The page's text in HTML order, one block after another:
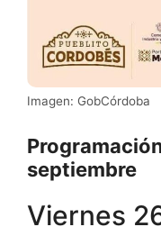
Imagen: GobCórdoba
septiembre
Viernes